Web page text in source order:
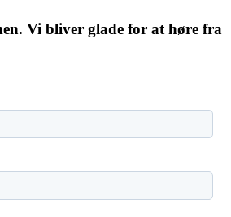
Vi bliver glade for at høre fra